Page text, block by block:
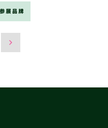
展品牌